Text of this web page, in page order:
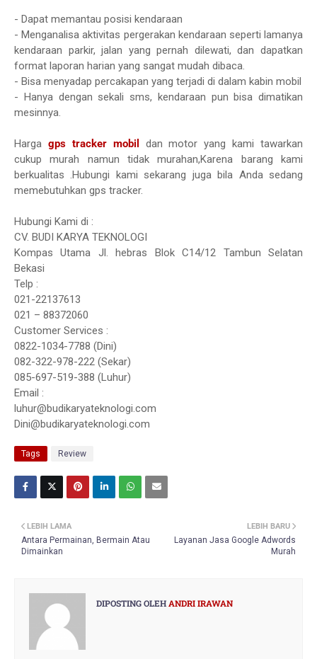
- Dapat memantau posisi kendaraan
- Menganalisa aktivitas pergerakan kendaraan seperti lamanya
kendaraan parkir, jalan yang pernah dilewati, dan dapatkan
format laporan harian yang sangat mudah dibaca.
- Bisa menyadap percakapan yang terjadi di dalam kabin mobil
- Hanya dengan sekali sms, kendaraan pun bisa dimatikan
mesinnya.
Harga gps tracker mobil
dan motor yang kami tawarkan
cukup murah namun tidak murahan,Karena barang kami
berkualitas .Hubungi kami sekarang juga bila Anda sedang
memebutuhkan gps tracker.
Hubungi Kami di :
CV. BUDI KARYA TEKNOLOGI
Kompas Utama Jl. hebras Blok C14/12 Tambun Selatan
Bekasi
Telp :
021-22137613
021 – 88372060
Customer Services :
0822-1034-7788 (Dini)
082-322-978-222 (Sekar)
085-697-519-388 (Luhur)
Email :
luhur@budikaryateknologi.com
Dini@budikaryateknologi.com
Tags Review
LEBIH BARU
Layanan Jasa Google Adwords
Murah
LEBIH LAMA
Antara Permainan, Bermain Atau
Dimainkan
DIPOSTING OLEH ANDRI IRAWAN